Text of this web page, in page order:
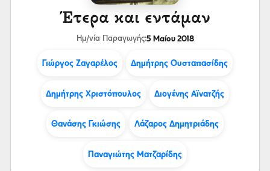
Έτερα και εντάμαν
Ημ/νία Παραγωγής:5 Μαίου 2018
Γιώργος Ζαγαρέλος Δημήτρης Ουσταπασίδης
Δημήτρης Χριστόπουλος Διογένης Αϊνατζής
Θανάσης Γκιώσης Λάζαρος Δημητριάδης
Παναγιώτης Ματζαρίδης